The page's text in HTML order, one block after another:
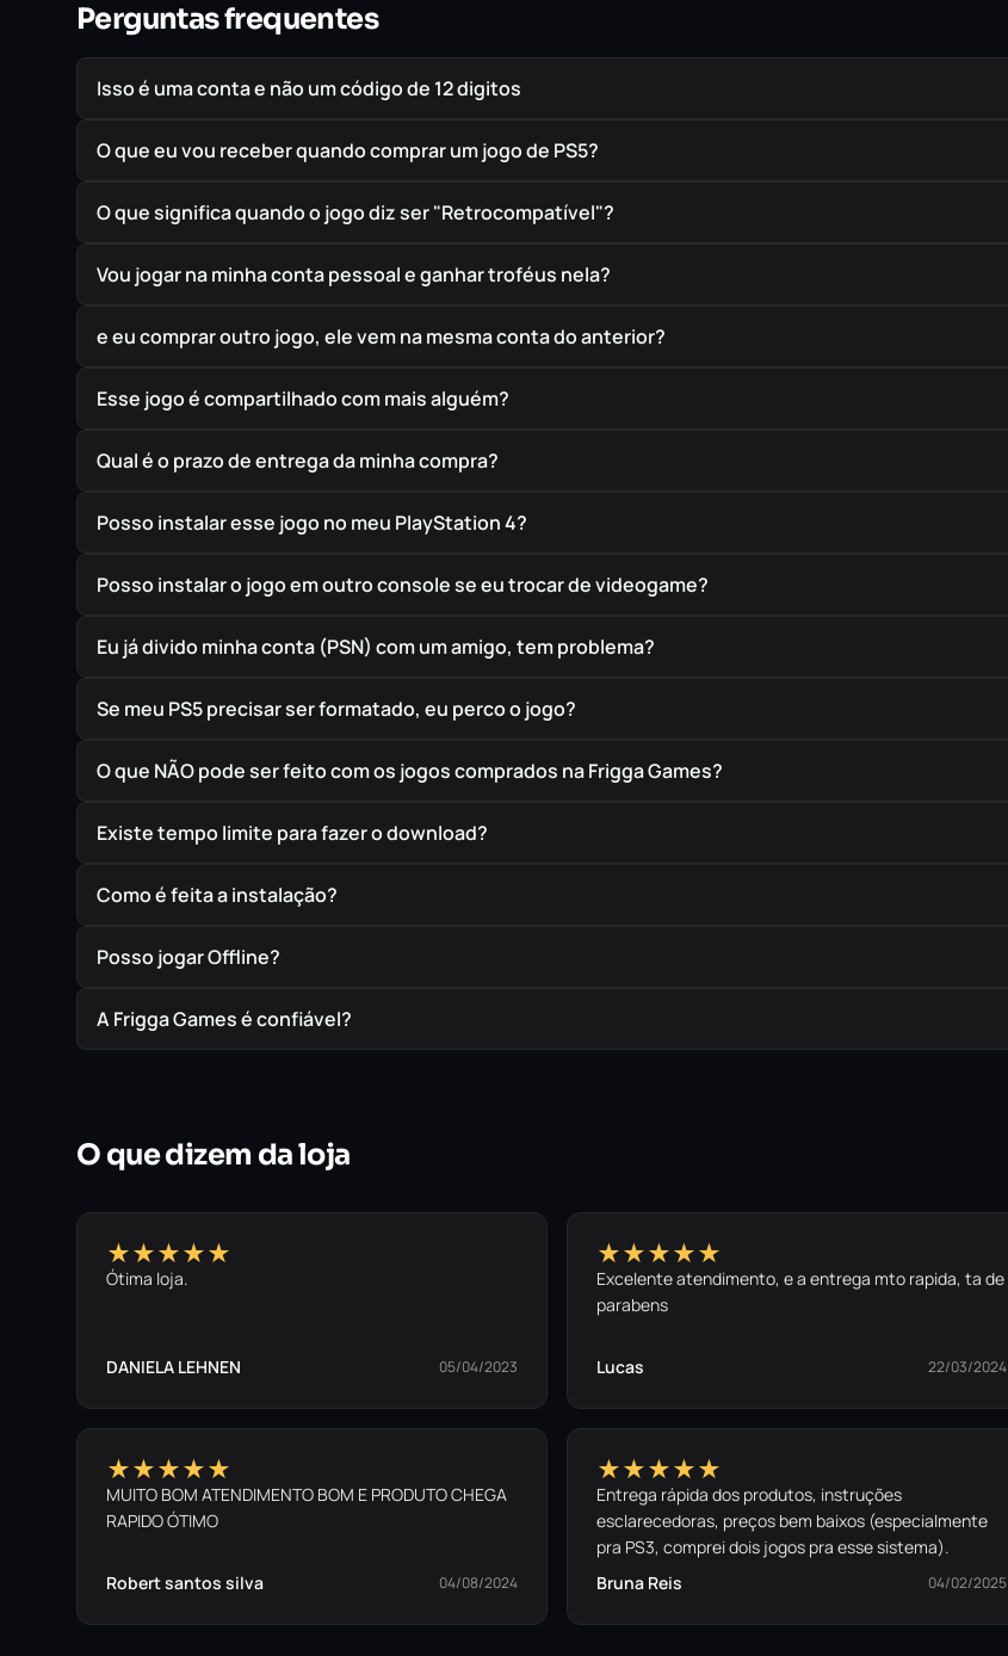
Perguntas frequentes
Isso é uma conta e não um código de 12 digitos
O que eu vou receber quando comprar um jogo de PS5?
O que significa quando o jogo diz ser "Retrocompatível"?
Vou jogar na minha conta pessoal e ganhar troféus nela?
e eu comprar outro jogo, ele vem na mesma conta do anterior?
Esse jogo é compartilhado com mais alguém?
Qual é o prazo de entrega da minha compra?
Posso instalar esse jogo no meu PlayStation 4?
Posso instalar o jogo em outro console se eu trocar de videogame?
Eu já divido minha conta (PSN) com um amigo, tem problema?
Se meu PS5 precisar ser formatado, eu perco o jogo?
O que NÃO pode ser feito com os jogos comprados na Frigga Games?
Existe tempo limite para fazer o download?
Como é feita a instalação?
Posso jogar Offline?
A Frigga Games é confiável?
O que dizem da loja
★★★★★
Ótima loja.
DANIELA LEHNEN 05/04/2023
★★★★★
Excelente atendimento, e a entrega mto rapida, ta de
parabens
Lucas 22/03/2024
★★★★★
MUITO BOM ATENDIMENTO BOM E PRODUTO CHEGA
RAPIDO ÓTIMO
Robert santos silva 04/08/2024
★★★★★
Entrega rápida dos produtos, instruções
esclarecedoras, preços bem baixos (especialmente
pra PS3, comprei dois jogos pra esse sistema).
Bruna Reis
04/02/2025